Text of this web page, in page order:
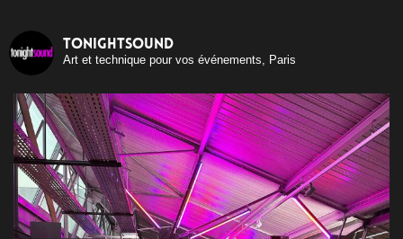
tonightsound
Art et technique pour vos événements, Paris